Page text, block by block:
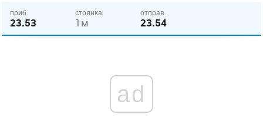
приб.
23.53
стоянка
1м
отправ.
23.54
ad